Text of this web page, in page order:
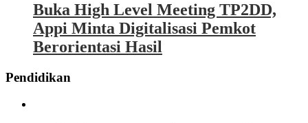
Buka High Level Meeting TP2DD,
Appi Minta Digitalisasi Pemkot
Berorientasi Hasil
Pendidikan